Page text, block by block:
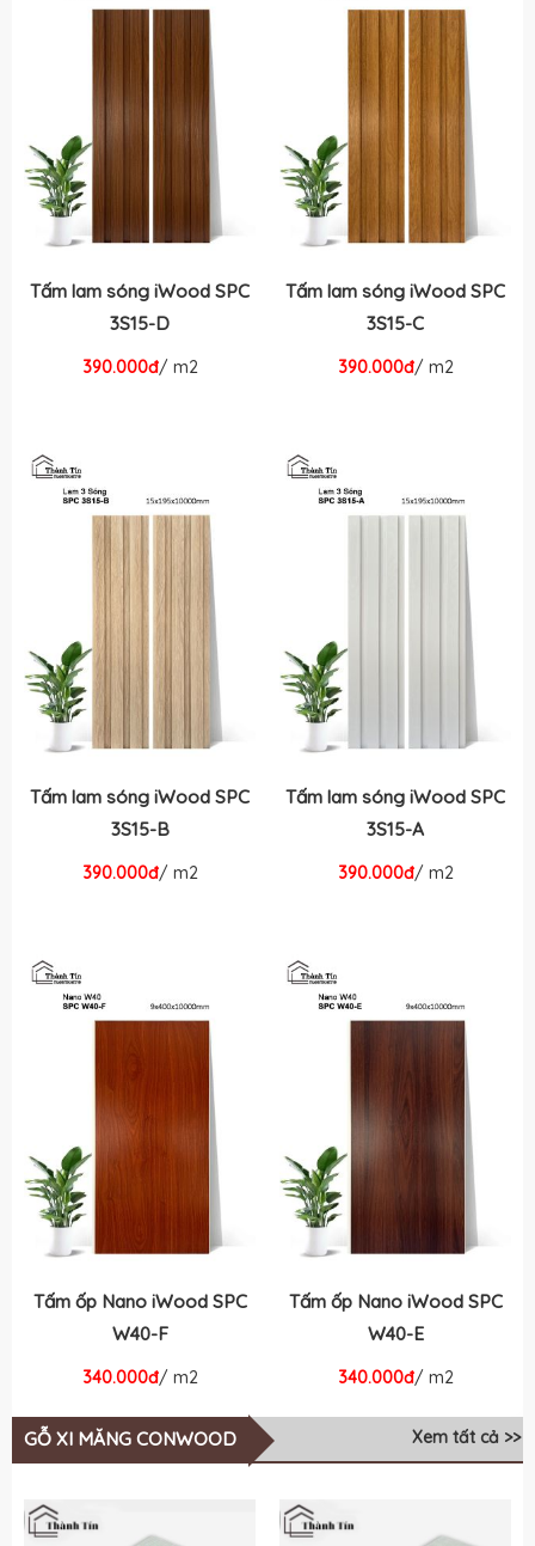
Tấm lam sóng iWood SPC
3S15-D
390.000đ/ m2
Tấm lam sóng iWood SPC
3S15-C
390.000đ/ m2
Tấm lam sóng iWood SPC
3S15-B
390.000đ/ m2
Tấm lam sóng iWood SPC
3S15-A
390.000đ/ m2
Tấm ốp Nano iWood SPC
W40-F
340.000đ/ m2
Tấm ốp Nano iWood SPC
W40-E
340.000đ/ m2
GỖ XI MĂNG CONWOOD Xem tất cả >>